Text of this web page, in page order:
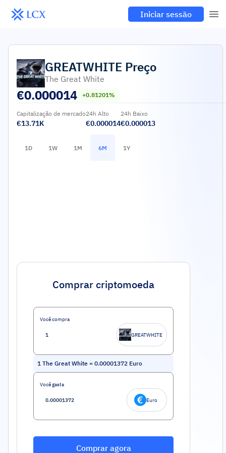
Iniciar sessão
GREATWHITE Preço
The Great White
€0.000014 +0.81201%
Capitalização de mercado
€13.71K
24h Alto
€0.000014
24h Baixo
€0.000013
1D 1W 1M 6M 1Y
Comprar criptomoeda
Você compra
GREATWHITE
1 The Great White = 0.00001372 Euro
Você gasta
Euro
Comprar agora